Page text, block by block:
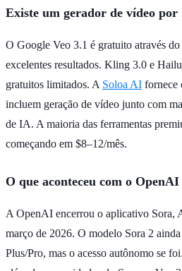
Existe um gerador de vídeo
O Google Veo 3.1 é gratuito através
excelentes resultados. Kling 3.0 e
gratuitos limitados. A Soloa AI fornece
incluem geração de vídeo junto com
de IA. A maioria das ferramentas
começando em $8–12/mês.
O que aconteceu com o OpenAI
A OpenAI encerrou o aplicativo Sora,
março de 2026. O modelo Sora 2
Plus/Pro, mas o acesso autônomo se